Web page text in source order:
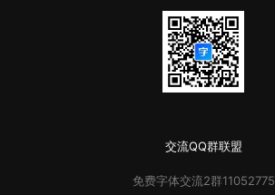
交流QQ群联盟
免费字体交流2群11052775